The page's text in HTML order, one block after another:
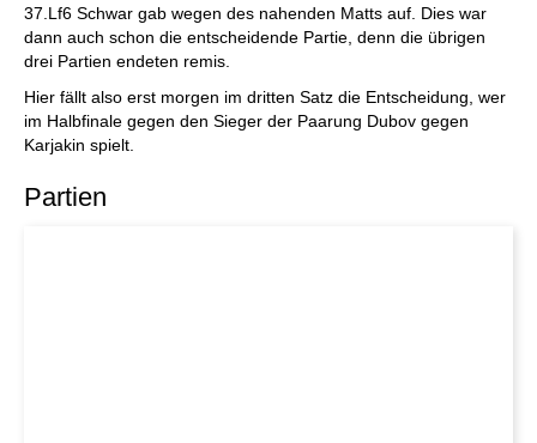
37.Lf6 Schwar gab wegen des nahenden Matts auf. Dies war
dann auch schon die entscheidende Partie, denn die übrigen
drei Partien endeten remis.
Hier fällt also erst morgen im dritten Satz die Entscheidung, wer
im Halbfinale gegen den Sieger der Paarung Dubov gegen
Karjakin spielt.
Partien